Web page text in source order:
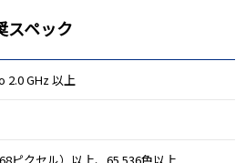
スペック
2.0 GHz 以上